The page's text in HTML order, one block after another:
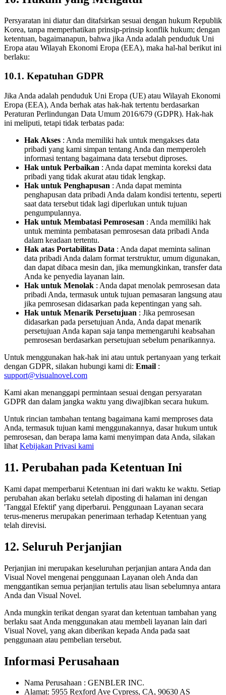
Persyaratan ini diatur dan ditafsirkan sesuai dengan hukum Republik
Korea, tanpa memperhatikan prinsip-prinsip konflik hukum; dengan
ketentuan, bagaimanapun, bahwa jika Anda adalah penduduk Uni
Eropa atau Wilayah Ekonomi Eropa (EEA), maka hal-hal berikut ini
berlaku:
10.1. Kepatuhan GDPR
Jika Anda adalah penduduk Uni Eropa (UE) atau Wilayah Ekonomi
Eropa (EEA), Anda berhak atas hak-hak tertentu berdasarkan
Peraturan Perlindungan Data Umum 2016/679 (GDPR). Hak-hak
ini meliputi, tetapi tidak terbatas pada:
Hak Akses : Anda memiliki hak untuk mengakses data
pribadi yang kami simpan tentang Anda dan memperoleh
informasi tentang bagaimana data tersebut diproses.
Hak untuk Perbaikan : Anda dapat meminta koreksi data
pribadi yang tidak akurat atau tidak lengkap.
Hak untuk Penghapusan : Anda dapat meminta
penghapusan data pribadi Anda dalam kondisi tertentu, seperti
saat data tersebut tidak lagi diperlukan untuk tujuan
pengumpulannya.
Hak untuk Membatasi Pemrosesan : Anda memiliki hak
untuk meminta pembatasan pemrosesan data pribadi Anda
dalam keadaan tertentu.
Hak atas Portabilitas Data : Anda dapat meminta salinan
data pribadi Anda dalam format terstruktur, umum digunakan,
dan dapat dibaca mesin dan, jika memungkinkan, transfer data
Anda ke penyedia layanan lain.
Hak untuk Menolak : Anda dapat menolak pemrosesan data
pribadi Anda, termasuk untuk tujuan pemasaran langsung atau
jika pemrosesan didasarkan pada kepentingan yang sah.
Hak untuk Menarik Persetujuan : Jika pemrosesan
didasarkan pada persetujuan Anda, Anda dapat menarik
persetujuan Anda kapan saja tanpa memengaruhi keabsahan
pemrosesan berdasarkan persetujuan sebelum penarikannya.
Untuk menggunakan hak-hak ini atau untuk pertanyaan yang terkait
dengan GDPR, silakan hubungi kami di: Email :
support@visualnovel.com
Kami akan menanggapi permintaan sesuai dengan persyaratan
GDPR dan dalam jangka waktu yang diwajibkan secara hukum.
Untuk rincian tambahan tentang bagaimana kami memproses data
Anda, termasuk tujuan kami menggunakannya, dasar hukum untuk
pemrosesan, dan berapa lama kami menyimpan data Anda, silakan
lihat Kebijakan Privasi kami
11. Perubahan pada Ketentuan Ini
Kami dapat memperbarui Ketentuan ini dari waktu ke waktu. Setiap
perubahan akan berlaku setelah diposting di halaman ini dengan
'Tanggal Efektif' yang diperbarui. Penggunaan Layanan secara
terus-menerus merupakan penerimaan terhadap Ketentuan yang
telah direvisi.
12. Seluruh Perjanjian
Perjanjian ini merupakan keseluruhan perjanjian antara Anda dan
Visual Novel mengenai penggunaan Layanan oleh Anda dan
menggantikan semua perjanjian tertulis atau lisan sebelumnya antara
Anda dan Visual Novel.
Anda mungkin terikat dengan syarat dan ketentuan tambahan yang
berlaku saat Anda menggunakan atau membeli layanan lain dari
Visual Novel, yang akan diberikan kepada Anda pada saat
penggunaan atau pembelian tersebut.
Informasi Perusahaan
Nama Perusahaan : GENBLER INC.
Alamat: 5955 Rexford Ave Cypress, CA, 90630 AS